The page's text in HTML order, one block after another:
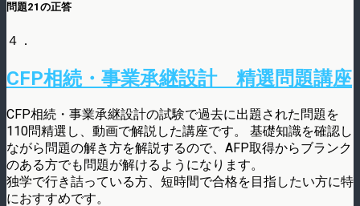
問題21の正答
４．
CFP相続・事業承継設計 精選問題講座
CFP相続・事業承継設計の試験で過去に出題された問題を
110問精選し、動画で解説した講座です。 基礎知識を確認し
ながら問題の解き方を解説するので、AFP取得からブランク
のある方でも問題が解けるようになります。
独学で行き詰っている方、短時間で合格を目指したい方に特
におすすめです。